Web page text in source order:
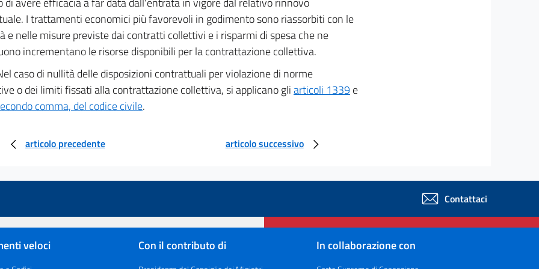
I trattamenti economici più favorevoli in godimento sono riassorbiti con le
e nelle misure previste dai contratti collettivi e i risparmi di spesa che ne
incrementano le risorse disponibili per la contrattazione collettiva.
caso di nullità delle disposizioni contrattuali per violazione di norme
o dei limiti fissati alla contrattazione collettiva, si applicano gliarticoli 1339 e
comma, del codice civile.
articolo precedente articolo successivo
Contattaci
veloci Con il contributo di In collaborazione con